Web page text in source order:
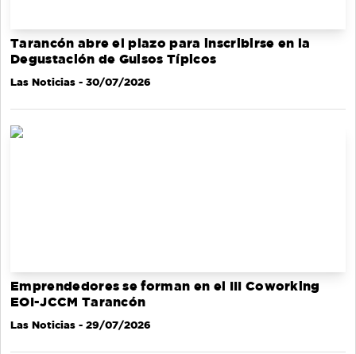
Tarancón abre el plazo para inscribirse en la
Degustación de Guisos Típicos
Las Noticias - 30/07/2026
Emprendedores se forman en el III Coworking
EOI-JCCM Tarancón
Las Noticias - 29/07/2026